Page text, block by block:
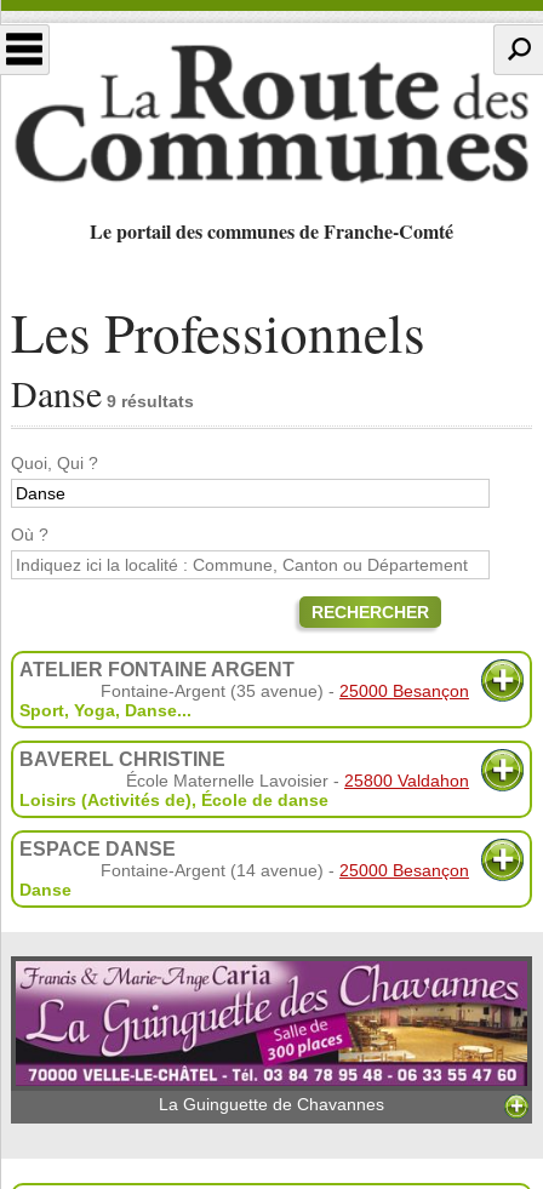
Le portail des communes de Franche-Comté
Les Professionnels
Danse 9 résultats
Quoi, Qui ?
Où ?
RECHERCHER
ATELIER FONTAINE ARGENT
Fontaine-Argent (35 avenue) - 25000 Besançon
Sport, Yoga, Danse...
BAVEREL CHRISTINE
École Maternelle Lavoisier - 25800 Valdahon
Loisirs (Activités de), École de danse
ESPACE DANSE
Fontaine-Argent (14 avenue) - 25000 Besançon
Danse
La Guinguette de Chavannes